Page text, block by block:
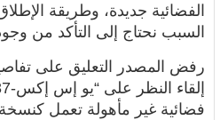
الفضائية جديدة، وطريقة
السبب نحتاج إلى التأكد من
رفض المصدر التعليق على
فضائية غير مأهولة تعمل